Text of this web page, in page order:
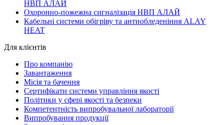
НВП АЛАЙ
Охоронно-пожежна сигналізація НВП АЛАЙ
Кабельні системи обігріву та антиобледеніння ALAY
HEAT
Для клієнтів
Про компанію
Завантаження
Місія та бачення
Сертифікати системи управління якості
Політики у сфері якості та безпеки
Компетентність випробувальної лабораторії
Випробування продукції